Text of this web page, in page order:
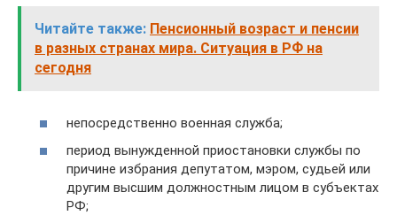
Читайте также: Пенсионный возраст и пенсии
в разных странах мира. Ситуация в РФ на
сегодня
непосредственно военная служба;
период вынужденной приостановки службы по
причине избрания депутатом, мэром, судьей или
другим высшим должностным лицом в субъектах
РФ;